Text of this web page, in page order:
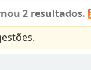
2 resultados.